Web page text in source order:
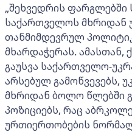
„შეხვედრის ფარგლებში
საქართველოს მხრიდან
თანმიმდევრულ
მხარდაჭერას. ამასთან,
გაუსვა საქართველო-
არსებულ გამოწვევებს,
მხრიდან ბოლო წლებში
პოზიციებს, რაც
ურთიერთობების